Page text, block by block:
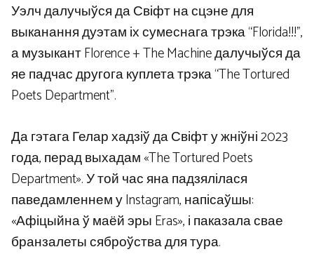
Уэлч далучыўся да Свіфт на сцэне для
выканання дуэтам іх сумеснага трэка “Florida!!!”,
а музыкант Florence + The Machine далучыўся да
яе падчас другога куплета трэка “The Tortured
Poets Department”.
Да гэтага Гелар хадзіў да Свіфт у жніўні 2023
года, перад выхадам «The Tortured Poets
Department». У той час яна падзялілася
паведамленнем у Instagram, напісаўшы:
«Афіцыйна ў маёй эры Eras», і паказала свае
бранзалеты сяброўства для тура.